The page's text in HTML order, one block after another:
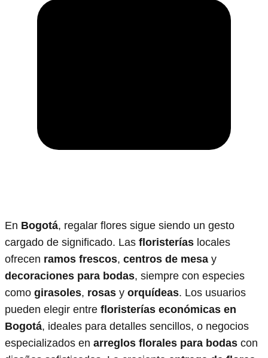
En Bogotá, regalar flores sigue siendo un gesto
cargado de significado. Las floristerías locales
ofrecen ramos frescos, centros de mesa y
decoraciones para bodas, siempre con especies
como girasoles, rosas y orquídeas. Los usuarios
pueden elegir entre floristerías económicas en
Bogotá, ideales para detalles sencillos, o negocios
especializados en arreglos florales para bodas con